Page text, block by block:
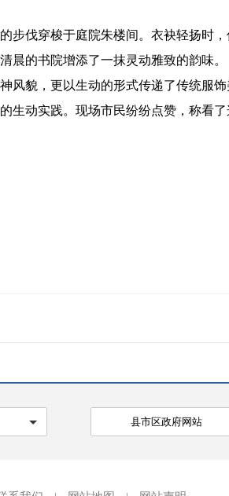
伐穿梭于庭院朱楼间。衣袂轻扬时
晨的书院增添了一抹灵动雅致的韵味。
貌，更以生动的形式传递了传统服
生动实践。现场市民纷纷点赞，称看
县市区政府网站